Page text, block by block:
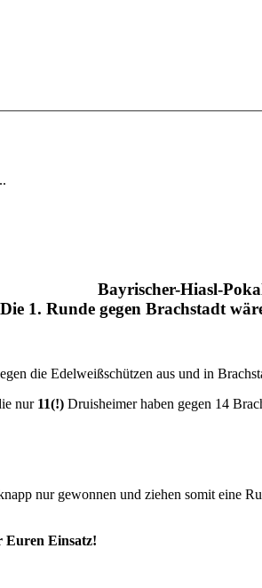
Bayrischer-Hiasl-
Die 1. Runde gegen Brachstadt
die Edelweißschützen aus und in
nur 11(!) Druisheimer haben gegen 14
nur gewonnen und ziehen somit eine
Euren Einsatz!